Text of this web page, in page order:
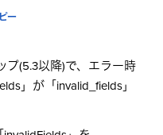
ー
プ(5.3以降)で、エラー時
」が「invalid_fields」